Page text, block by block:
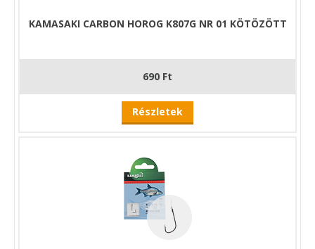
KAMASAKI CARBON HOROG K807G NR 01 KÖTÖZÖTT
690 Ft
Részletek